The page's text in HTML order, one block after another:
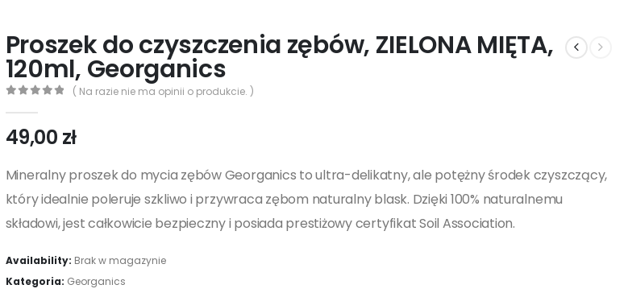
Proszek do czyszczenia zębów, ZIELONA MIĘTA,
120ml, Georganics
( Na razie nie ma opinii o produkcie. )
49,00 zł
Mineralny proszek do mycia zębów Georganics to ultra-delikatny, ale potężny środek czyszczący,
który idealnie poleruje szkliwo i przywraca zębom naturalny blask. Dzięki 100% naturalnemu
składowi, jest całkowicie bezpieczny i posiada prestiżowy certyfikat Soil Association.
Availability: Brak w magazynie
Kategoria: Georganics